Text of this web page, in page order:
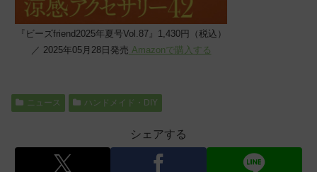
『ビーズfriend2025年夏号Vol.87』1,430円（税込）
／ 2025年05月28日発売 Amazonで購入する
ニュース ハンドメイド・DIY
シェアする